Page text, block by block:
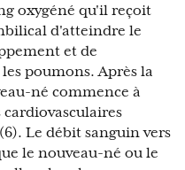
oxygéné qu'il reçoit
d'atteindre le
et de
poumons. Après la
né commence à
Le débit sanguin vers
le nouveau-né ou le